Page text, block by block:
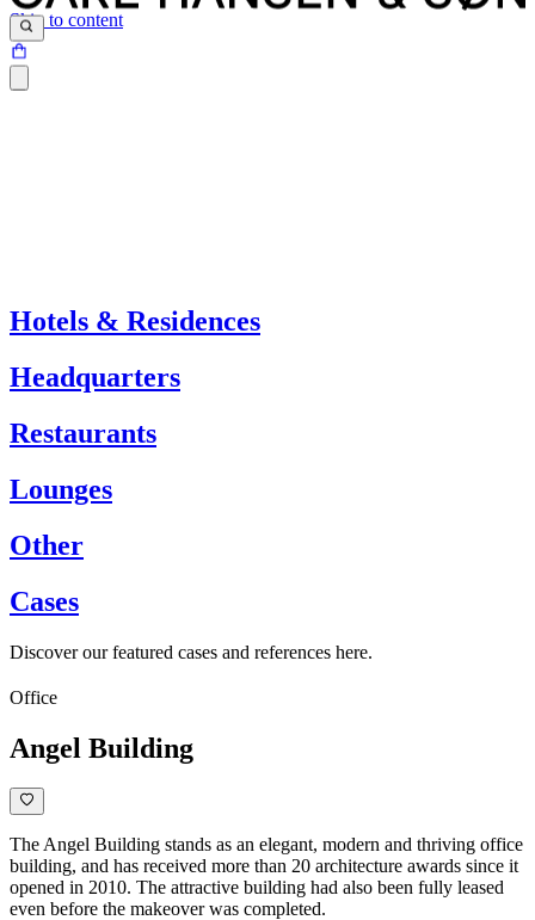
Skip to content
Hotels & Residences
Headquarters
Restaurants
Lounges
Other
Cases
Discover our featured cases and references here.
Office
Angel Building
The Angel Building stands as an elegant, modern and thriving office
building, and has received more than 20 architecture awards since it
opened in 2010. The attractive building had also been fully leased
even before the makeover was completed.